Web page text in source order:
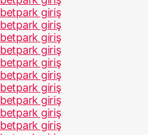
betpark giriş
betpark giriş
betpark giriş
betpark giriş
betpark giriş
betpark giriş
betpark giriş
betpark giriş
betpark giriş
betpark giriş